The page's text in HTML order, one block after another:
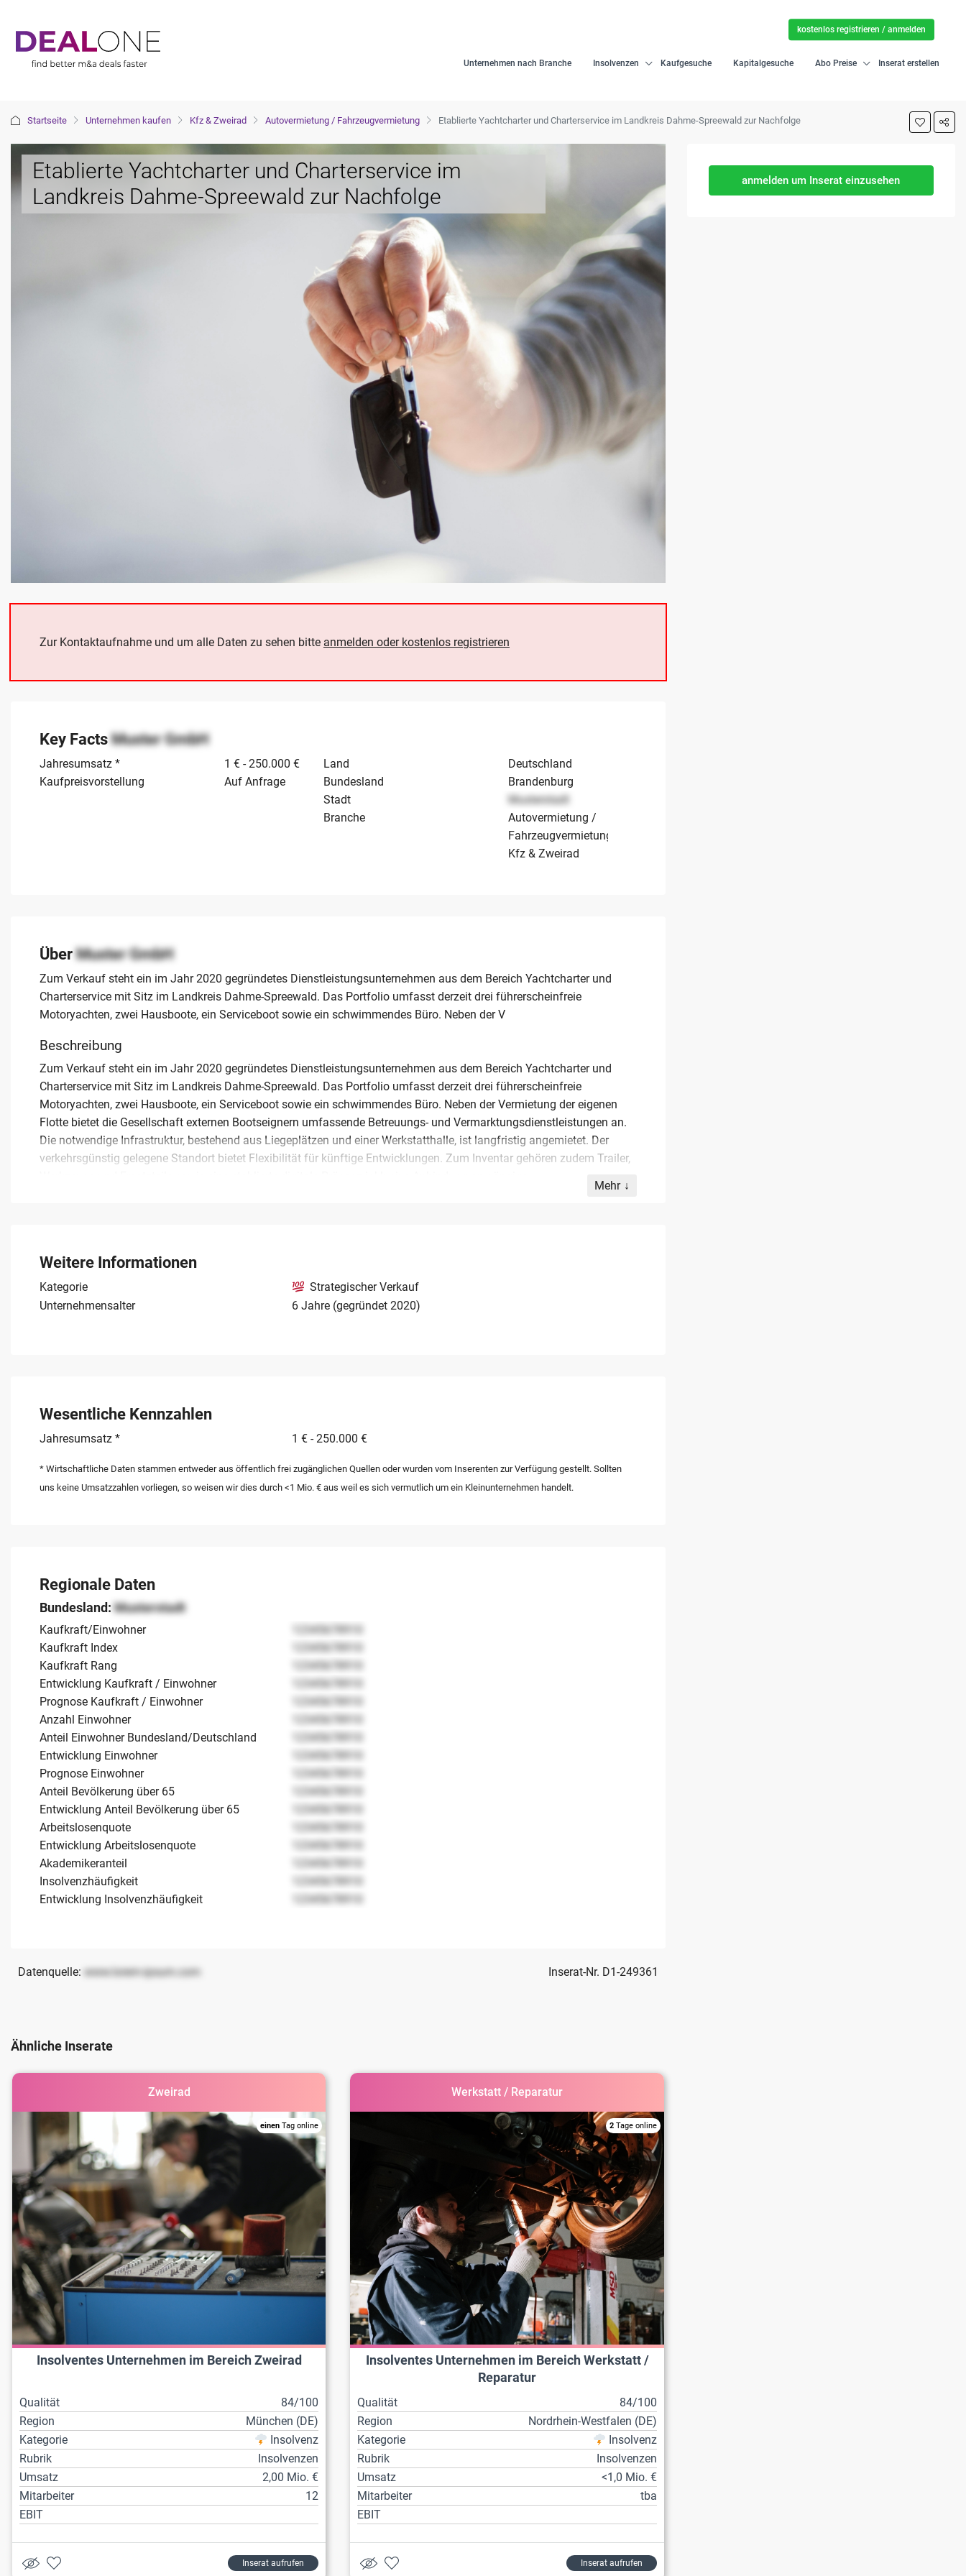
Unternehmen nach Branche Insolvenzen Kaufgesuche Kapitalgesuche Abo Preise Inserat erstellen
kostenlos registrieren / anmelden
Startseite Unternehmen kaufen Kfz & Zweirad Autovermietung / Fahrzeugvermietung Etablierte Yachtcharter und Charterservice im Landkreis Dahme-Spreewald zur Nachfolge
Etablierte Yachtcharter und Charterservice im
Landkreis Dahme-Spreewald zur Nachfolge
Zur Kontaktaufnahme und um alle Daten zu sehen bitte anmelden oder kostenlos registrieren
Key FactsMuster GmbH
Jahresumsatz *
1 € - 250.000 €
Kaufpreisvorstellung
Auf Anfrage
Land
Deutschland
Bundesland
Brandenburg
Stadt
Musterstadt
Branche
Autovermietung /
Fahrzeugvermietung
Kfz & Zweirad
ÜberMuster GmbH
Zum Verkauf steht ein im Jahr 2020 gegründetes Dienstleistungsunternehmen aus dem Bereich Yachtcharter und
Charterservice mit Sitz im Landkreis Dahme-Spreewald. Das Portfolio umfasst derzeit drei führerscheinfreie
Motoryachten, zwei Hausboote, ein Serviceboot sowie ein schwimmendes Büro. Neben der V
Beschreibung
Zum Verkauf steht ein im Jahr 2020 gegründetes Dienstleistungsunternehmen aus dem Bereich Yachtcharter und
Charterservice mit Sitz im Landkreis Dahme-Spreewald. Das Portfolio umfasst derzeit drei führerscheinfreie
Motoryachten, zwei Hausboote, ein Serviceboot sowie ein schwimmendes Büro. Neben der Vermietung der eigenen
Flotte bietet die Gesellschaft externen Bootseignern umfassende Betreuungs- und Vermarktungsdienstleistungen an.
Die notwendige Infrastruktur, bestehend aus Liegeplätzen und einer Werkstatthalle, ist langfristig angemietet. Der
verkehrsgünstig gelegene Standort bietet Flexibilität für künftige Entwicklungen. Zum Inventar gehören zudem Trailer,
Euro auf Verhandlungsbasis.
Mehr
Weitere Informationen
Kategorie
Strategischer Verkauf
Unternehmensalter
6 Jahre (gegründet 2020)
Wesentliche Kennzahlen
Jahresumsatz * 1 € - 250.000 €
* Wirtschaftliche Daten stammen entweder aus öffentlich frei zugänglichen Quellen oder wurden vom Inserenten zur Verfügung gestellt. Sollten
uns keine Umsatzzahlen vorliegen, so weisen wir dies durch <1 Mio. € aus weil es sich vermutlich um ein Kleinunternehmen handelt.
Regionale Daten
Bundesland:Musterstadt
Kaufkraft/Einwohner
12345678910
Kaufkraft Index
12345678910
Kaufkraft Rang
12345678910
Entwicklung Kaufkraft / Einwohner
12345678910
Prognose Kaufkraft / Einwohner
12345678910
Anzahl Einwohner
12345678910
Anteil Einwohner Bundesland/Deutschland
12345678910
Entwicklung Einwohner
12345678910
Prognose Einwohner
12345678910
Anteil Bevölkerung über 65
12345678910
Entwicklung Anteil Bevölkerung über 65
12345678910
Arbeitslosenquote
12345678910
Entwicklung Arbeitslosenquote
12345678910
Akademikeranteil
12345678910
Insolvenzhäufigkeit
12345678910
Entwicklung Insolvenzhäufigkeit
12345678910
Datenquelle: www.lorem-ipsum.com Inserat-Nr. D1-249361
Ähnliche Inserate
Zweirad
einen Tag online
Insolventes Unternehmen im Bereich Zweirad
Qualität
84/100
Region
München (DE)
Kategorie
Insolvenz
Rubrik
Insolvenzen
Umsatz
2,00 Mio. €
Mitarbeiter
12
EBIT
Inserat aufrufen
Werkstatt / Reparatur
2Tage online
Insolventes Unternehmen im Bereich Werkstatt /
Reparatur
Qualität
84/100
Region
Nordrhein-Westfalen (DE)
Kategorie
Insolvenz
Rubrik
Insolvenzen
Umsatz
<1,0 Mio. €
Mitarbeiter
tba
EBIT
Inserat aufrufen
anmelden um Inserat einzusehen